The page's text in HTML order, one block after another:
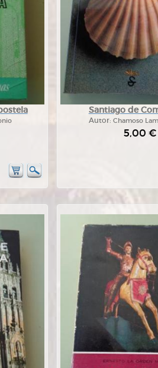
Santiago de
Autor:Chamoso
5,00 €